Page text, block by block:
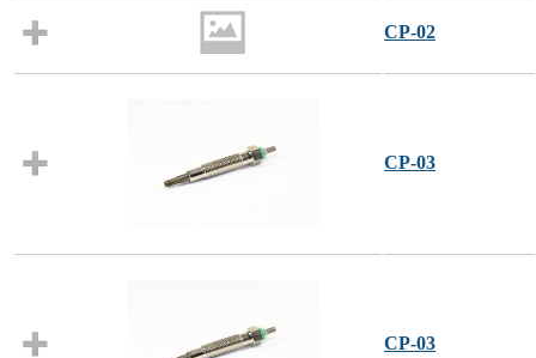
CP-02
CP-03
CP-03